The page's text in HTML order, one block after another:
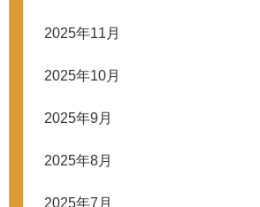
2025年11月
2025年10月
2025年9月
2025年8月
2025年7月